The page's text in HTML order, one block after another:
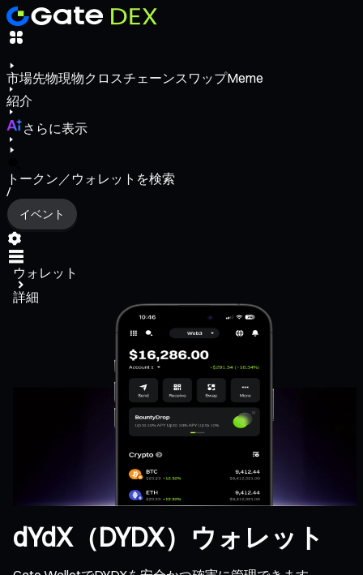
市場先物現物クロスチェーンスワップMeme
紹介
さらに表示
トークン／ウォレットを検索
/
イベント
ウォレット
詳細
dYdX（DYDX）ウォレット